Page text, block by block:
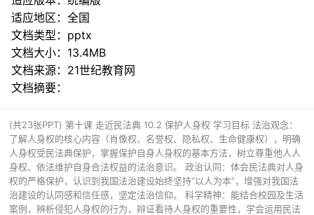
适应地区：全国
文档类型：pptx
文档大小：13.4MB
文档来源： 21世纪教育网
文档摘要：
(共23张PPT) 第十课 走近民法典 10.2 保护人身权 学习目标 法治观念：
了解人身权的核心内容（肖像权、名誉权、隐私权、生命健康权），明确
人身权受民法典保护，掌握保护自身人身权的基本方法，树立尊重他人人
身权、依法维护自身合法权益的法治意识。 政治认同：体会民法典对人身
权的严格保护，认识到我国法治建设始终坚持“以人为本”，增强对我国法
治建设的认同感和信任感，坚定法治信仰。 科学精神：能结合校园及生活
案例，辨析侵犯人身权的行为，辩证看待人身权的重要性，学会运用民法